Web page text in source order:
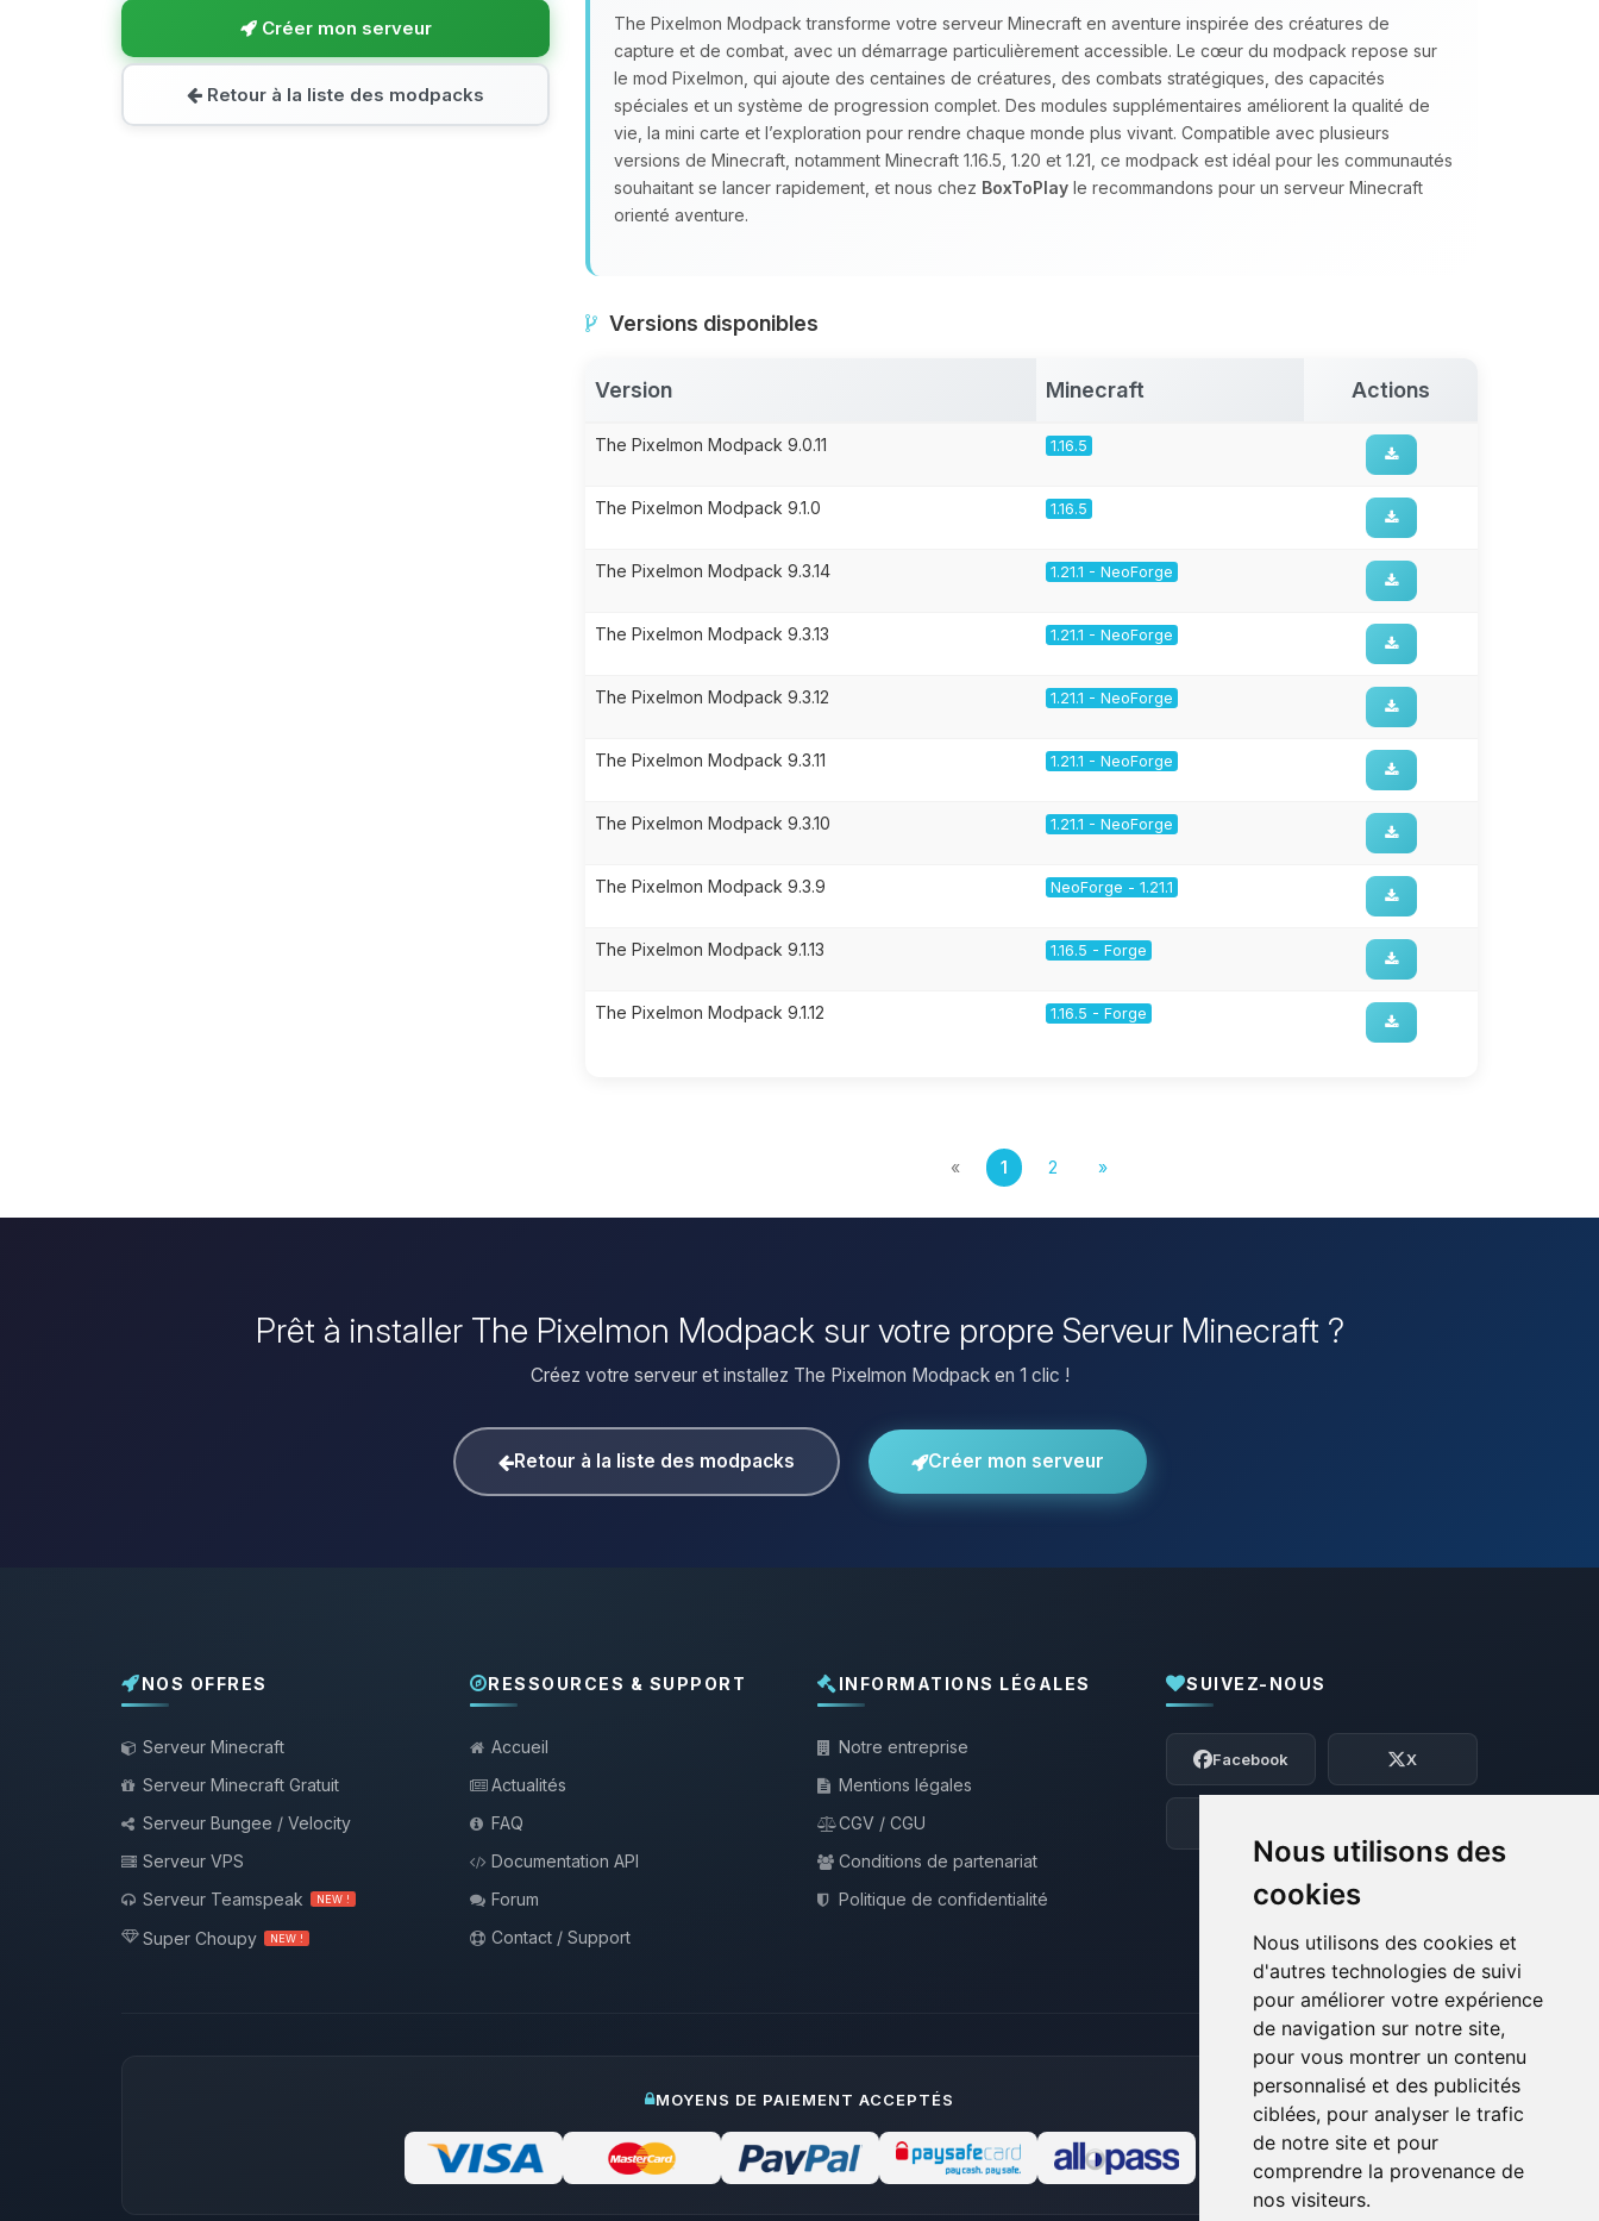
Nous utilisons des
cookies
Nous utilisons des cookies et
d'autres technologies de suivi
pour améliorer votre expérience
de navigation sur notre site,
pour vous montrer un contenu
personnalisé et des publicités
ciblées, pour analyser le trafic
de notre site et pour
comprendre la provenance de
nos visiteurs.
Créer mon serveur
Retour à la liste des modpacks
The Pixelmon Modpack transforme votre serveur Minecraft en aventure inspirée des créatures de
capture et de combat, avec un démarrage particulièrement accessible. Le cœur du modpack repose sur
le mod Pixelmon, qui ajoute des centaines de créatures, des combats stratégiques, des capacités
spéciales et un système de progression complet. Des modules supplémentaires améliorent la qualité de
vie, la mini carte et l’exploration pour rendre chaque monde plus vivant. Compatible avec plusieurs
versions de Minecraft, notamment Minecraft 1.16.5, 1.20 et 1.21, ce modpack est idéal pour les communautés
souhaitant se lancer rapidement, et nous chez BoxToPlay le recommandons pour un serveur Minecraft
orienté aventure.
Versions disponibles
Version Minecraft Actions
The Pixelmon Modpack 9.0.11 1.16.5
The Pixelmon Modpack 9.1.0 1.16.5
The Pixelmon Modpack 9.3.14 1.21.1 - NeoForge
The Pixelmon Modpack 9.3.13 1.21.1 - NeoForge
The Pixelmon Modpack 9.3.12 1.21.1 - NeoForge
The Pixelmon Modpack 9.3.11 1.21.1 - NeoForge
The Pixelmon Modpack 9.3.10 1.21.1 - NeoForge
The Pixelmon Modpack 9.3.9 NeoForge - 1.21.1
The Pixelmon Modpack 9.1.13 1.16.5 - Forge
The Pixelmon Modpack 9.1.12 1.16.5 - Forge
« 1 2 »
Prêt à installer The Pixelmon Modpack sur votre propre Serveur Minecraft ?
Créez votre serveur et installez The Pixelmon Modpack en 1 clic !
Retour à la liste des modpacks Créer mon serveur
NOS OFFRES
Serveur Minecraft
Serveur Minecraft Gratuit
Serveur Bungee / Velocity
Serveur VPS
Serveur Teamspeak
NEW !
Super Choupy NEW !
RESSOURCES & SUPPORT
Accueil
Actualités
FAQ
Documentation API
Forum
Contact / Support
INFORMATIONS LÉGALES
Notre entreprise
Mentions légales
CGV / CGU
Conditions de partenariat
Politique de confidentialité
SUIVEZ-NOUS
Facebook X
MOYENS DE PAIEMENT ACCEPTÉS
Youpi, enfin quelqu’un pour me parler !
Moi c’est Choupy, ton petit assistant
BoxToPlay. Dis-moi ce dont tu as besoin
et je vais remuer mes petits circuits
07/08/2026 à 10:14